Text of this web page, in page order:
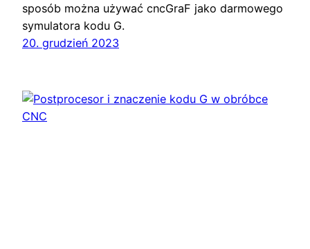
sposób można używać cncGraF jako darmowego
symulatora kodu G.
20. grudzień 2023